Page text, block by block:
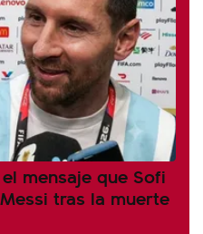
mensaje que Sofi
tras la muerte